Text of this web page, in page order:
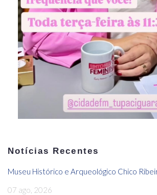
Notícias Recentes
Museu Histórico e Arqueológico Chico
07 ago, 2026